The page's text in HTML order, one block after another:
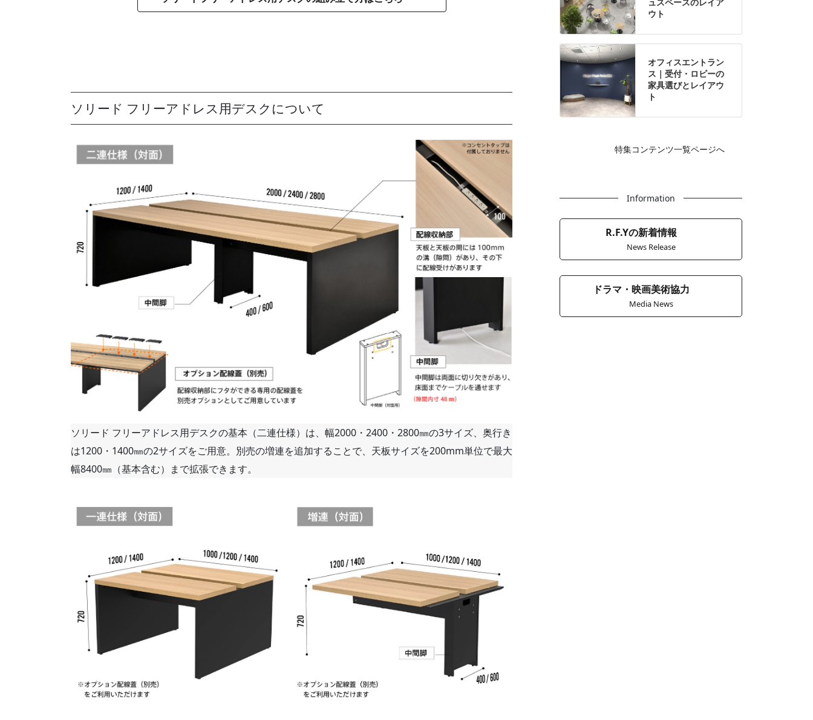
ソリード フリーアドレス用デスクについて
ソリード フリーアドレス用デスクの基本（二連仕様）は、幅2000・2400・2800㎜の3サイズ、奥行き
は1200・1400㎜の2サイズをご用意。別売の増連を追加することで、天板サイズを200mm単位で最大
幅8400㎜（基本含む）まで拡張できます。
ウト
オフィスエントラン
ス｜受付・ロビーの
家具選びとレイアウ
ト
特集コンテンツ一覧ページへ
Information
R.F.Yの新着情報
News Release
ドラマ・映画美術協力
Media News